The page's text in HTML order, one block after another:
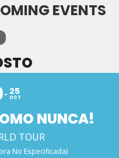
EVENTS
25
OCT
NUNCA!
TOUR
No Especificada)